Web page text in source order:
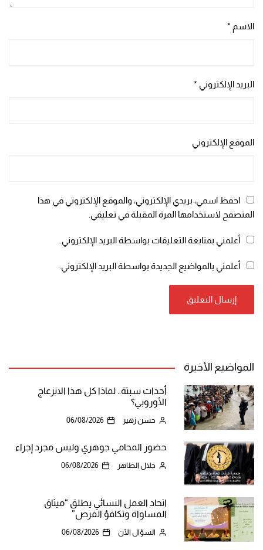
الاسم *
البريد الإلكتروني *
الموقع الإلكتروني
احفظ اسمي، بريدي الإلكتروني، والموقع الإلكتروني في هذا
المتصفح لاستخدامها المرة المقبلة في تعليقي.
أعلمني بمتابعة التعليقات بواسطة البريد الإلكتروني.
أعلمني بالمواضيع الجديدة بواسطة البريد الإلكتروني.
المواضيع الأخيرة
أحداث سبتة.. لماذا كل هذا الانزعاج
الأوروبي؟
حسن زهير 06/08/2026
حضور المحامي جوهري وليس مجرد إجراء
جلال الطاهر 06/08/2026
اتحاد العمل النسائي يطلق “ميثاق
المساواة وتكافؤ الفرص”
السؤال الآن 06/08/2026